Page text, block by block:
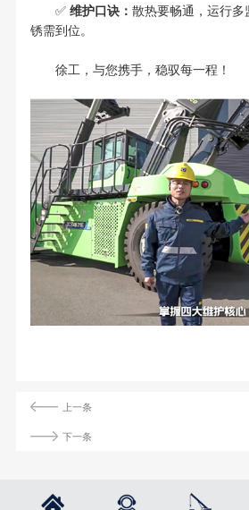
✅ 维护口诀： 散热要畅通，运行
锈需到位。
徐工，与您携手，稳驭每一程！
上一条
下一条